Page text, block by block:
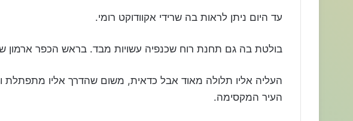
עד היום ניתן לראות בה שרידי אקוודוקט רומי.
בולטת בה גם תחנת רוח שכנפיה עשויות מבד. בראש הכפר ארמון
העליה אליו תלולה מאוד אבל כדאית, משום שהדרך אליו מתפתלת
העיר המקסימה.